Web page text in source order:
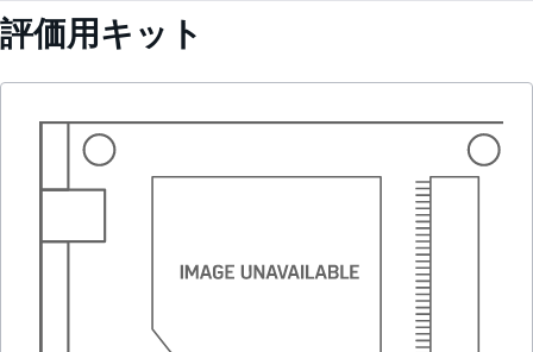
評価用キット